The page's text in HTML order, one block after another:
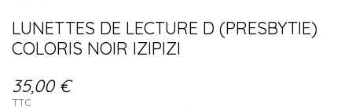
LUNETTES DE LECTURE D (PRESBYTIE)
COLORIS NOIR IZIPIZI
35,00 €
TTC